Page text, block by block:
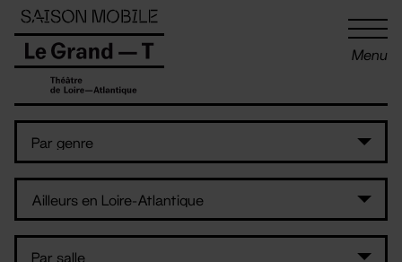
Menu
Panneau de gestion des cookies